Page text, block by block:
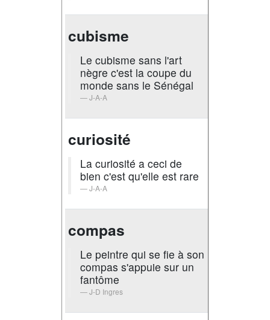
cubisme
Le cubisme sans l'art
nègre c'est la coupe du
monde sans le Sénégal
J-A-A
curiosité
La curiosité a ceci de
bien c'est qu'elle est rare
J-A-A
compas
Le peintre qui se fie à son
compas s'appuie sur un
fantôme
J-D Ingres